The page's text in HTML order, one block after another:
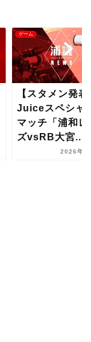
ゲーム
【スタメン発表
Juiceスペシャ
マッチ「浦和レ
ズvsRB大宮...
2026年8